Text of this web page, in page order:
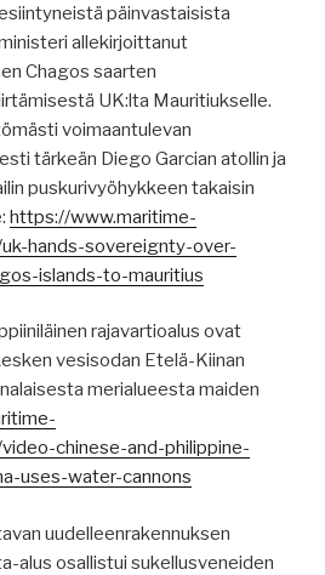
päinvastaisista
allekirjoittanut
Chagos saarten
UK:lta Mauritiukselle.
voimaantulevan
tärkeän Diego Garcian atollin ja
puskurivyöhykkeen takaisin
https://www.maritime-
hands-sovereignty-over-
islands-to-mauritius
rajavartioalus ovat
vesisodan Etelä-Kiinan
merialueesta maiden
chinese-and-philippine-
uses-water-cannons
uudelleenrakennuksen
alus osallistui sukellusveneiden